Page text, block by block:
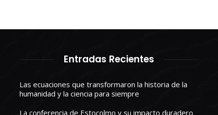
Entradas Recientes
Las ecuaciones que transformaron la historia de la
humanidad y la ciencia para siempre
La conferencia de Estocolmo y su impacto duradero